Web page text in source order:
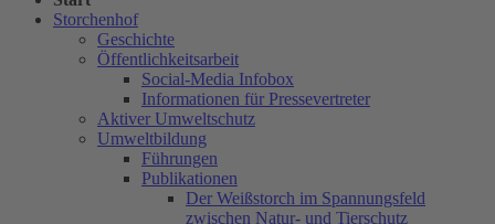
Storchenhof
Geschichte
Öffentlichkeitsarbeit
Social-Media Infobox
Informationen für Pressevertreter
Aktiver Umweltschutz
Umweltbildung
Führungen
Publikationen
Der Weißstorch im Spannungsfeld
zwischen Natur- und Tierschutz